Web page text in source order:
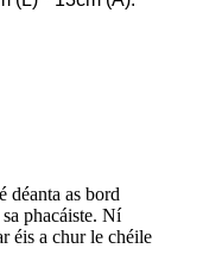
déanta as bord
phacáiste. Ní
éis a chur le chéile